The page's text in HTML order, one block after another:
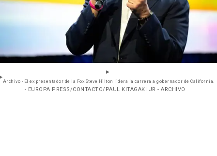
Archivo - El ex presentador de la Fox Steve Hilton lidera la carrera a gobernador de California.
- EUROPA PRESS/CONTACTO/PAUL KITAGAKI JR - ARCHIVO